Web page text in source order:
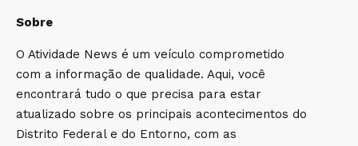
Sobre
O Atividade News é um veículo comprometido
com a informação de qualidade. Aqui, você
encontrará tudo o que precisa para estar
atualizado sobre os principais acontecimentos do
Distrito Federal e do Entorno, com as